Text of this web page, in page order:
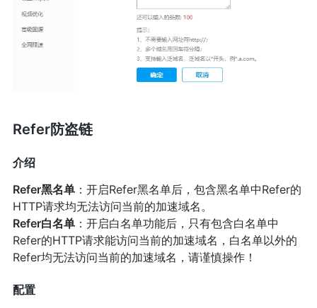
Refer防盗链
介绍
Refer黑名单：开启Refer黑名单后，包含黑名单中Refer的
HTTP请求均无法访问当前的加速域名。
Refer白名单：开启白名单功能后，只有包含白名单中
Refer的HTTP请求能访问当前的加速域名，白名单以外的
Refer均无法访问当前的加速域名，请谨慎操作！
配置